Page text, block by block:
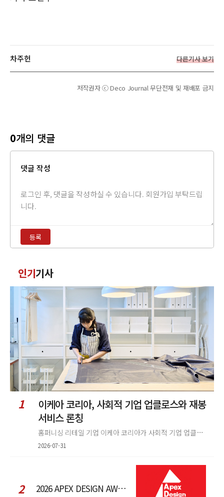
차주헌 다른기사 보기
저작권자 ⓒ Deco Journal 무단전재 및 재배포 금지
0개의 댓글
댓글 작성
력
등록
글
인기기사
1
이케아 코리아, 사회적 기업 업클로스와 재봉
서비스 론칭
홈퍼니싱 리테일 기업 이케아 코리아가 사회적 기업 업클로스(Upcloth)와 협력해 재봉 서비스를 선보인다. 이번 협업은 이케
2026-07-31
2 2026 APEX DESIGN AWARDS